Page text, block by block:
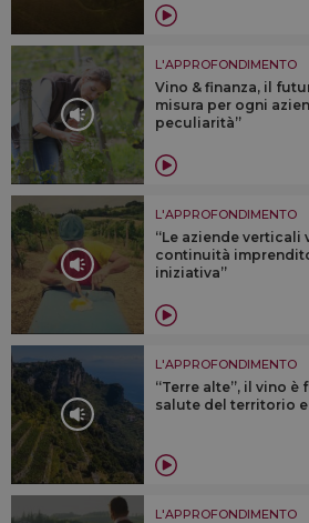
L'APPROFONDIMENTO
Vino & finanza, il
misura per ogni
peculiarità”
L'APPROFONDIMENTO
“Le aziende
continuità
iniziativa”
L'APPROFONDIMENTO
“Terre alte”, il vino
salute del territorio
L'APPROFONDIMENTO